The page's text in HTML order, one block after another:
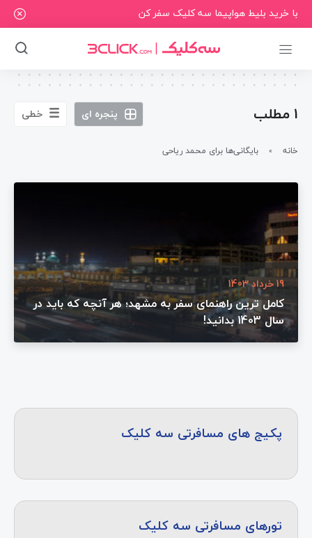
با خرید بلیط هواپیما سه کلیک سفر کن
1 مطلب پنجره ای خطی
خانه » بایگانی‌ها برای محمد ریاحی
19 خرداد 1403
کامل ترین راهنمای سفر به مشهد؛ هر آنچه که باید در
سال 1403 بدانید!
پکیج های مسافرتی سه کلیک
تورهای مسافرتی سه کلیک